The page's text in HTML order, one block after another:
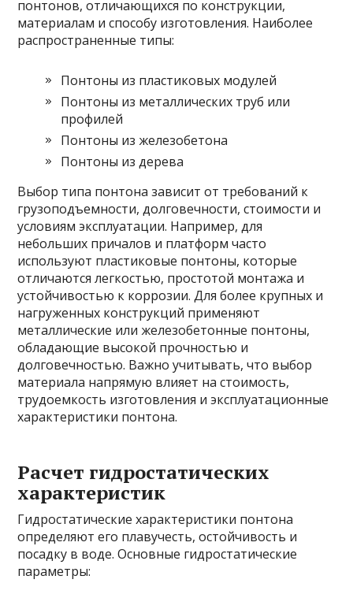
понтонов, отличающихся по конструкции,
материалам и способу изготовления. Наиболее
распространенные типы:
Понтоны из пластиковых модулей
Понтоны из металлических труб или
профилей
Понтоны из железобетона
Понтоны из дерева
Выбор типа понтона зависит от требований к
грузоподъемности, долговечности, стоимости и
условиям эксплуатации. Например, для
небольших причалов и платформ часто
используют пластиковые понтоны, которые
отличаются легкостью, простотой монтажа и
устойчивостью к коррозии. Для более крупных и
нагруженных конструкций применяют
металлические или железобетонные понтоны,
обладающие высокой прочностью и
долговечностью. Важно учитывать, что выбор
материала напрямую влияет на стоимость,
трудоемкость изготовления и эксплуатационные
характеристики понтона.
Расчет гидростатических
характеристик
Гидростатические характеристики понтона
определяют его плавучесть, остойчивость и
посадку в воде. Основные гидростатические
параметры: